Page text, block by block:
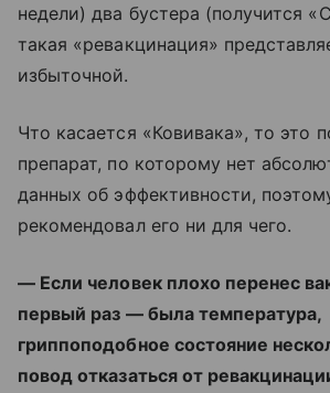
недели) два бустера (получится
такая «ревакцинация»
избыточной.
Что касается «Ковивака», то это
препарат, по которому нет
данных об эффективности,
рекомендовал его ни для чего.
— Если человек плохо перенес
первый раз — была температура,
гриппоподобное состояние
повод отказаться от